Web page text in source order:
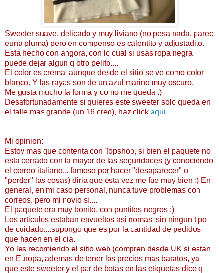
Sweeter suave, delicado y muy liviano (no pesa nada, parec
euna pluma) pero en compenso es calentito y adjustadito.
Esta hecho con angora, con lo cual si usas ropa negra
puede dejar algun q otro pelito....
El color es crema, aunque desde el sitio se ve como color
blanco. Y las rayas son de un azul marino muy oscuro.
Me gusta mucho la forma y como me queda :)
Desafortunadamente si quieres este sweeter solo queda en
el talle mas grande (un 16 creo), haz click aqui
Mi opinion:
Estoy mas que contenta con Topshop, si bien el paquete no
esta cerrado con la mayor de las seguridades (y conociendo
el correo italiano... famoso por hacer "desaparecer" o
"perder" las cosas) diria que esta vez me fue muy bien :) En
general, en mi caso personal, nunca tuve problemas con
correos, pero mi novio si....
El paquete era muy bonito, con puntitos negros :)
Los articulos estaban envueltos asi nomas, sin ningun tipo
de cuidado....supongo que es por la cantidad de pedidos
que hacen en el dia.
Yo les recomiendo el sitio web (compren desde UK si estan
en Europa, ademas de tener los precios mas baratos, ya
que este sweeter y el par de botas en las etiquetas dice q